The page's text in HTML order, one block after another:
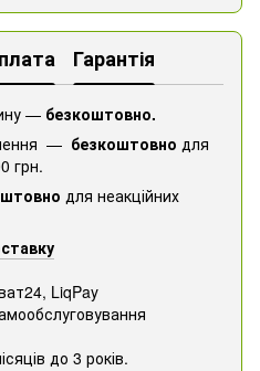
Гарантія
— безкоштовно.
— безкоштовно для
грн.
для неакційних
​​LiqPay
до 3 років.